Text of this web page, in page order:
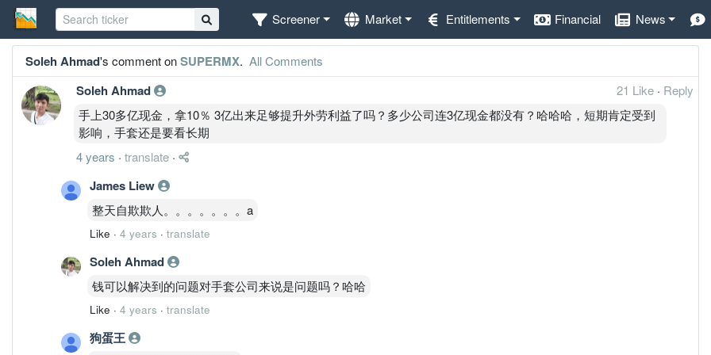
Screener Market Entitlements Financial News
Soleh Ahmad's comment onSUPERMX. All Comments
Soleh Ahmad 21 Like · Reply
手上30多亿现金，拿10％ 3亿出来足够提升外劳利益了吗？多少公司连3亿现金都没有？哈哈哈，短期肯定受到
影响，手套还是要看长期
4 years · translate ·
James Liew
整天自欺欺人。。。。。。。a
Like · 4 years · translate
Soleh Ahmad
钱可以解决到的问题对手套公司来说是问题吗？哈哈
Like · 4 years · translate
狗蛋王